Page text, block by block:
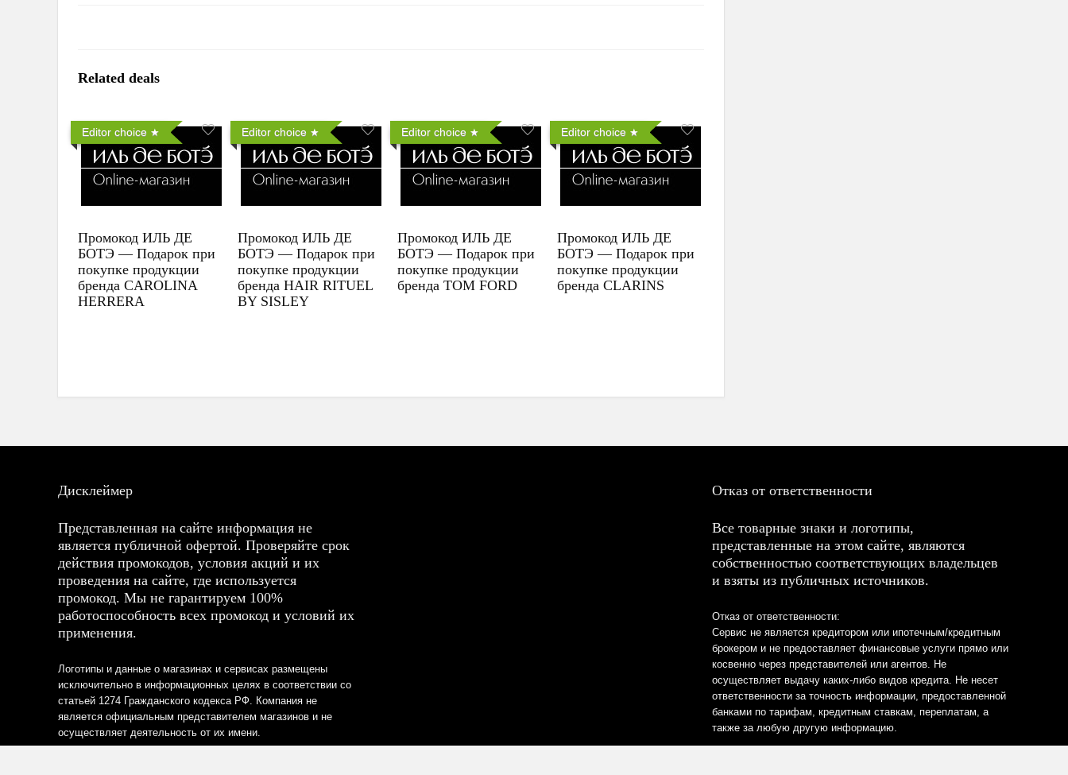
Related deals
Editor choice
Промокод ИЛЬ ДЕ
БОТЭ — Подарок при
покупке продукции
бренда CAROLINA
HERRERA
Editor choice
Промокод ИЛЬ ДЕ
БОТЭ — Подарок при
покупке продукции
бренда HAIR RITUEL
BY SISLEY
Editor choice
Промокод ИЛЬ ДЕ
БОТЭ — Подарок при
покупке продукции
бренда TOM FORD
Editor choice
Промокод ИЛЬ ДЕ
БОТЭ — Подарок при
покупке продукции
бренда CLARINS
Дисклеймер
Представленная на сайте информация не
является публичной офертой. Проверяйте срок
действия промокодов, условия акций и их
проведения на сайте, где используется
промокод. Мы не гарантируем 100%
работоспособность всех промокод и условий их
применения.
Логотипы и данные о магазинах и сервисах размещены
исключительно в информационных целях в соответствии со
статьей 1274 Гражданского кодекса РФ. Компания не
является официальным представителем магазинов и не
осуществляет деятельность от их имени.
Отказ от ответственности
Все товарные знаки и логотипы,
представленные на этом сайте, являются
собственностью соответствующих владельцев
и взяты из публичных источников.
Отказ от ответственности:
Сервис не является кредитором или ипотечным/кредитным
брокером и не предоставляет финансовые услуги прямо или
косвенно через представителей или агентов. Не
осуществляет выдачу каких-либо видов кредита. Не несет
ответственности за точность информации, предоставленной
банками по тарифам, кредитным ставкам, переплатам, а
также за любую другую информацию.